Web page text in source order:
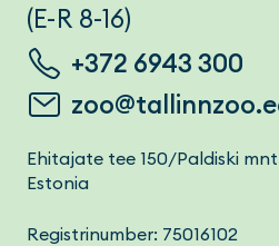
(E-R 8-16)
+372 6943 300
Ehitajate tee 150/Paldiski mnt.
Estonia
Registrinumber: 75016102